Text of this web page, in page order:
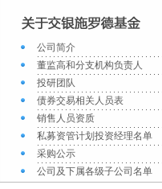
公司简介
董监高和分支机构负责人
投研团队
债券交易相关人员表
销售人员资质
私募资管计划投资经理名单
采购公示
公司及下属各级子公司名单